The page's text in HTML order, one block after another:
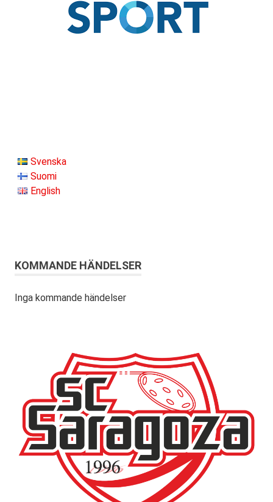
Svenska
Suomi
English
KOMMANDE HÄNDELSER
Inga kommande händelser